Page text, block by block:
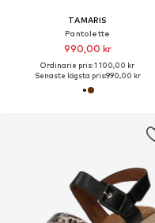
TAMARIS
Pantolette
990,00 kr
Ordinarie pris: 1 100,00 kr
Senaste lägsta pris:990,00 kr